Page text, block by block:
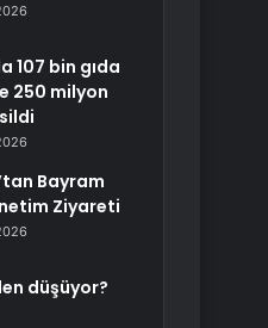
107 bin gıda
250 milyon
Bayram
Ziyareti
düşüyor?